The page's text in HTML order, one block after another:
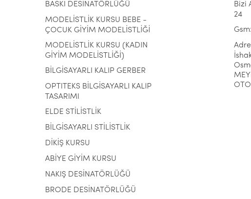
BASKI DESİNATÖRLÜĞÜ
MODELİSTLİK KURSU BEBE -
ÇOCUK GİYİM MODELİSTLİĞİ
MODELİSTLİK KURSU (KADIN
GİYİM MODELİSTLİĞİ)
BİLGİSAYARLI KALIP GERBER
OPTITEKS BİLGİSAYARLI KALIP
TASARIMI
ELDE STİLİSTLİK
BİLGİSAYARLI STİLİSTLİK
DİKİŞ KURSU
ABİYE GİYİM KURSU
NAKIŞ DESİNATÖRLÜĞÜ
BRODE DESİNATÖRLÜĞÜ
Bizi
24